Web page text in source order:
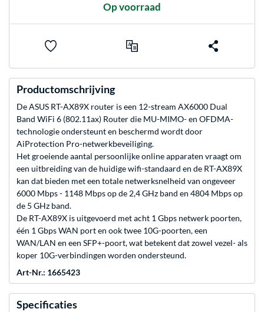
Op voorraad
Productomschrijving
De ASUS RT-AX89X router is een 12-stream AX6000 Dual
Band WiFi 6 (802.11ax) Router die MU-MIMO- en OFDMA-
technologie ondersteunt en beschermd wordt door
AiProtection Pro-netwerkbeveiliging.
Het groeiende aantal persoonlijke online apparaten vraagt om
een uitbreiding van de huidige wifi-standaard en de RT-AX89X
kan dat bieden met een totale netwerksnelheid van ongeveer
6000 Mbps - 1148 Mbps op de 2,4 GHz band en 4804 Mbps op
de 5 GHz band.
De RT-AX89X is uitgevoerd met acht 1 Gbps netwerk poorten,
één 1 Gbps WAN port en ook twee 10G-poorten, een
WAN/LAN en een SFP+-poort, wat betekent dat zowel vezel- als
koper 10G-verbindingen worden ondersteund.
Art-Nr.: 1665423
Specificaties